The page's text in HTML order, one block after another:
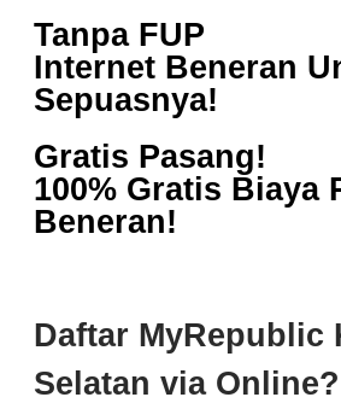
Tanpa FUP
Internet Beneran
Sepuasnya!
Gratis Pasang!
100% Gratis Biaya
Beneran!
Daftar MyRepublic
Selatan via